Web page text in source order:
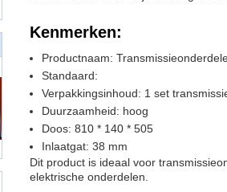
Kenmerken:
Productnaam:
Standaard:
Verpakkingsinhoud: 1 set
Duurzaamheid: hoog
Doos: 810 * 140 * 505
Inlaatgat: 38 mm
Dit product is ideaal voor
elektrische onderdelen.